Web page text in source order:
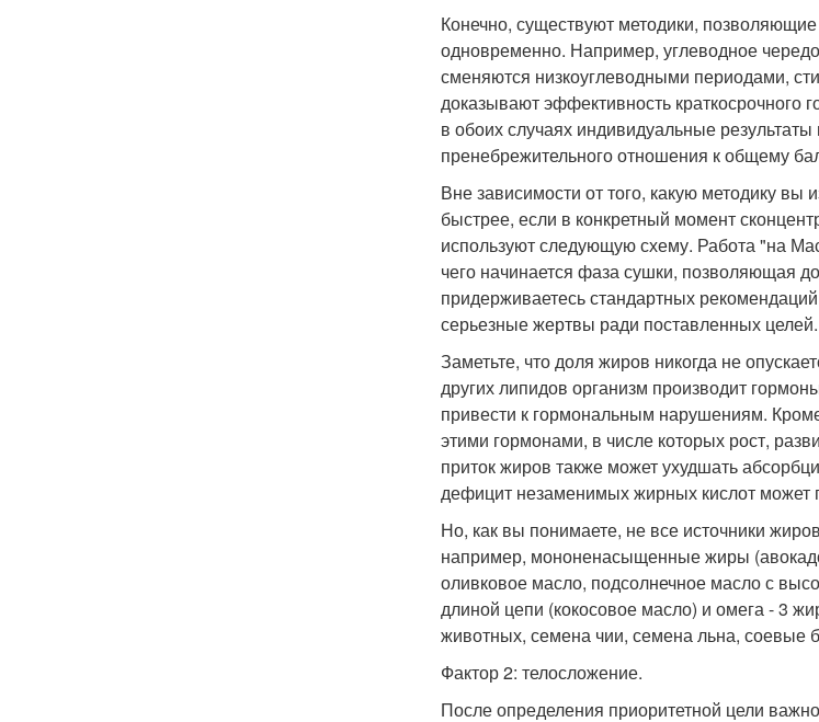
Конечно, существуют методики,
одновременно. Например, углеводное
сменяются низкоуглеводными периодами,
доказывают эффективность краткосрочного
в обоих случаях индивидуальные
пренебрежительного отношения к общему
Вне зависимости от того, какую методику
быстрее, если в конкретный момент
используют следующую схему. Работа "на
чего начинается фаза сушки, позволяющая
придерживаетесь стандартных
серьезные жертвы ради поставленных целей.
Заметьте, что доля жиров никогда не
других липидов организм производит
привести к гормональным нарушениям.
этими гормонами, в числе которых рост,
приток жиров также может ухудшать
дефицит незаменимых жирных кислот может
Но, как вы понимаете, не все источники
например, мононенасыщенные жиры
оливковое масло, подсолнечное масло с
длиной цепи (кокосовое масло) и омега - 3
животных, семена чии, семена льна, соевые
Фактор 2: телосложение.
После определения приоритетной цели